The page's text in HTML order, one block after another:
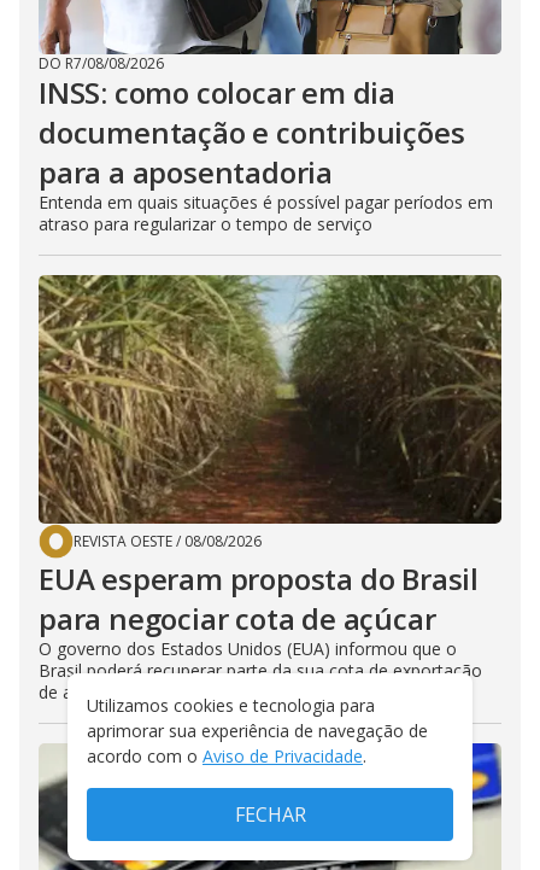
DO R7/08/08/2026
INSS: como colocar em dia
documentação e contribuições
para a aposentadoria
Entenda em quais situações é possível pagar períodos em
atraso para regularizar o tempo de serviço
REVISTA OESTE/ 08/08/2026
EUA esperam proposta do Brasil
para negociar cota de açúcar
O governo dos Estados Unidos (EUA) informou que o
Brasil poderá recuperar parte da sua cota de exportação
de açúcar caso...
Utilizamos cookies e tecnologia para
aprimorar sua experiência de navegação de
acordo com o Aviso de Privacidade.
FECHAR